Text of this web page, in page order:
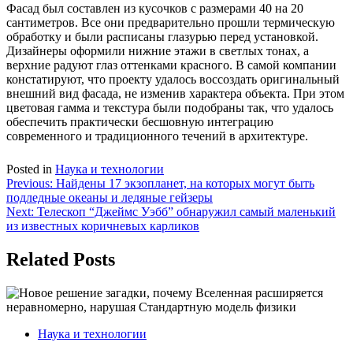
Фасад был составлен из кусочков с размерами 40 на 20
сантиметров. Все они предварительно прошли термическую
обработку и были расписаны глазурью перед установкой.
Дизайнеры оформили нижние этажи в светлых тонах, а
верхние радуют глаз оттенками красного. В самой компании
констатируют, что проекту удалось воссоздать оригинальный
внешний вид фасада, не изменив характера объекта. При этом
цветовая гамма и текстура были подобраны так, что удалось
обеспечить практически бесшовную интеграцию
современного и традиционного течений в архитектуре.
Posted in Наука и технологии
Навигация
по
записям
Previous: Найдены 17 экзопланет, на которых могут быть
подледные океаны и ледяные гейзеры
Next: Телескоп “Джеймс Уэбб” обнаружил самый маленький
из известных коричневых карликов
Related Posts
Наука и технологии